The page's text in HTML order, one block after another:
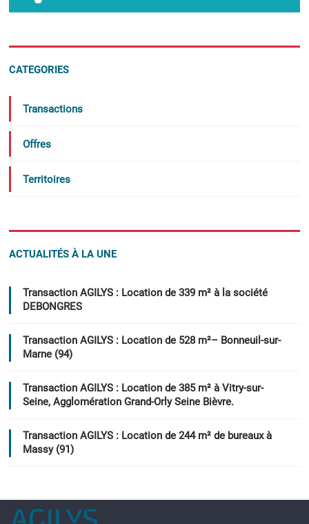
CATEGORIES
Transactions
Offres
Territoires
ACTUALITÉS À LA UNE
Transaction AGILYS : Location de 339 m² à la société
DEBONGRES
Transaction AGILYS : Location de 528 m²– Bonneuil-sur-
Marne (94)
Transaction AGILYS : Location de 385 m² à Vitry-sur-
Seine, Agglomération Grand-Orly Seine Bièvre.
Transaction AGILYS : Location de 244 m² de bureaux à
Massy (91)